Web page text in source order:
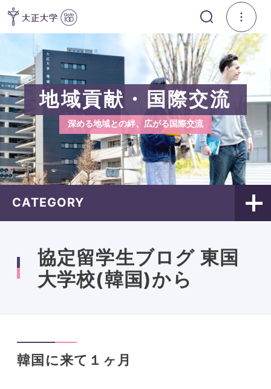
地域貢献・国際交流
深める地域との絆、広がる国際交流
CATEGORY
協定留学生ブログ 東国
大学校(韓国)から
韓国に来て１ヶ月